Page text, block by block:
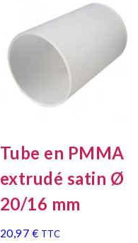
Tube en PMMA
extrudé satin Ø
20/16 mm
20,97 € TTC